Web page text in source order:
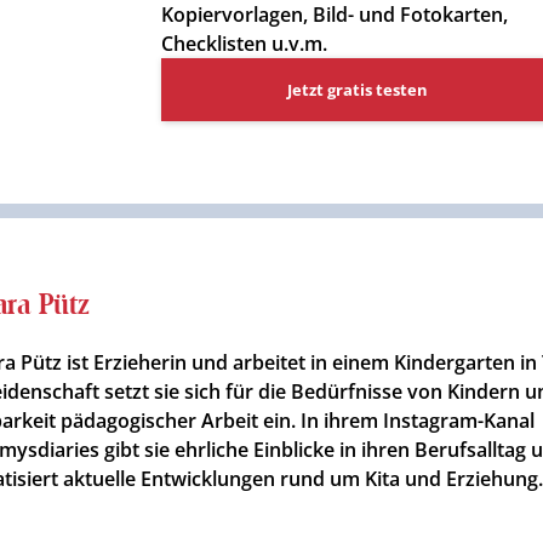
Kopiervorlagen, Bild- und Fotokarten,
Checklisten u.v.m.
Jetzt gratis testen
Pütz
Pütz ist Erzieherin und arbeitet in einem Kindergarten in
setzt sie sich für die Bedürfnisse von Kindern
pädagogischer Arbeit ein. In ihrem Instagram-Kanal
gibt sie ehrliche Einblicke in ihren Berufsalltag
aktuelle Entwicklungen rund um Kita und Erziehung.